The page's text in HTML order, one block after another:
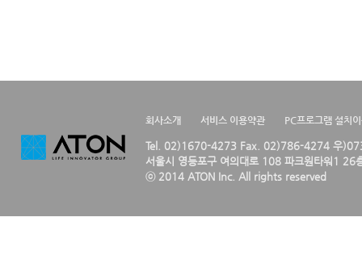
회사소개 서비스 이용약관 PC프로그램 설치
Tel. 02)1670-4273 Fax. 02)786-4274 우
서울시 영등포구 여의대로 108 파크원타워1 26
ⓒ 2014 ATON Inc. All rights reserved